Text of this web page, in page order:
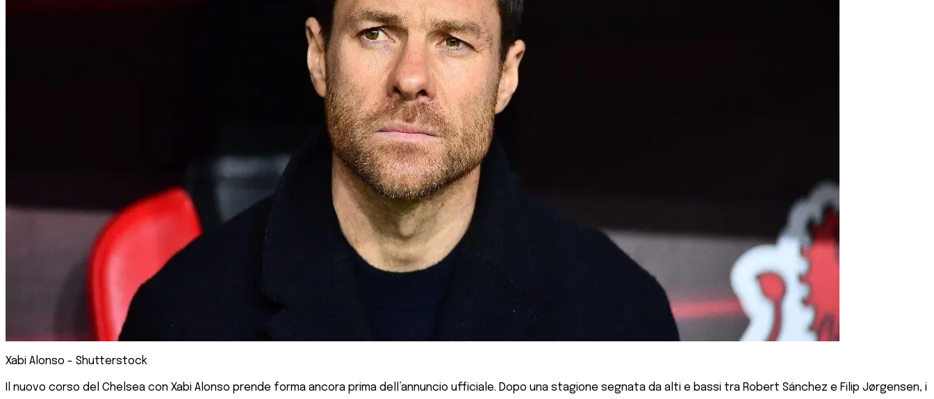
Xabi Alonso - Shutterstock
Il nuovo corso del Chelsea con Xabi Alonso prende forma ancora prima dell’annuncio ufficiale. Dopo una stagione segnata da alti e bassi tra Robert Sánchez e Filip Jørgensen, i